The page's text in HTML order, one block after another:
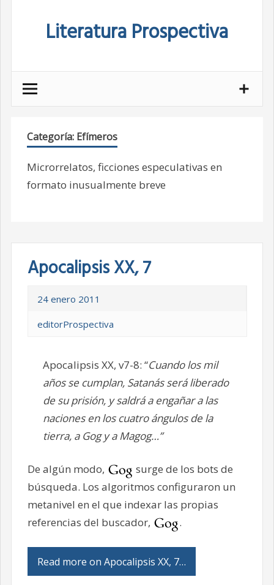
Literatura Prospectiva
Categoría: Efímeros
Microrrelatos, ficciones especulativas en
formato inusualmente breve
Apocalipsis XX, 7
24 enero 2011
editorProspectiva
Apocalipsis XX, v7-8: “Cuando los mil
años se cumplan, Satanás será liberado
de su prisión, y saldrá a engañar a las
naciones en los cuatro ángulos de la
tierra, a Gog y a Magog…”
De algún modo,
surge de los bots de
búsqueda. Los algoritmos configuraron un
metanivel en el que indexar las propias
referencias del buscador,
.
Read more on Apocalipsis XX, 7…